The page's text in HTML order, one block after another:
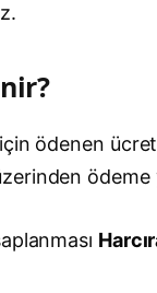
ödenen
ödeme